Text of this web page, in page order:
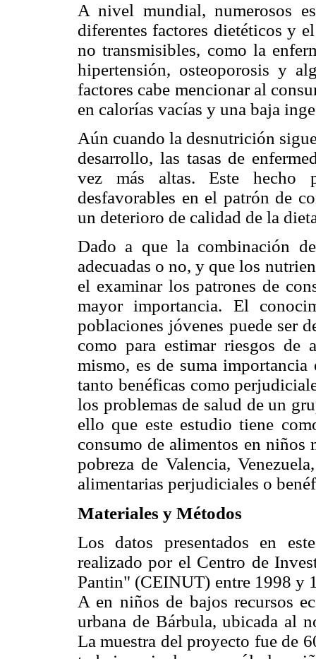
A nivel mundial, numerosos
diferentes factores dietéticos y
no transmisibles, como la
hipertensión, osteoporosis y
factores cabe mencionar al
en calorías vacías y una baja
Aún cuando la desnutrición
desarrollo, las tasas de
vez más altas. Este hecho
desfavorables en el patrón de
un deterioro de calidad de la
Dado a que la combinación
adecuadas o no, y que los
el examinar los patrones de
mayor importancia. El
poblaciones jóvenes puede ser
como para estimar riesgos de
mismo, es de suma importancia
tanto benéficas como
los problemas de salud de un
ello que este estudio tiene
consumo de alimentos en niños
pobreza de Valencia,
alimentarias perjudiciales o
Materiales y Métodos
Los datos presentados en
realizado por el Centro de
Pantin" (CEINUT) entre 1998 y
A en niños de bajos recursos
urbana de Bárbula, ubicada al
La muestra del proyecto fue de